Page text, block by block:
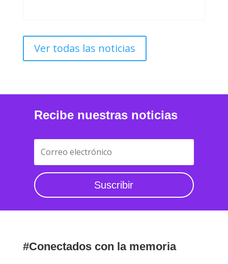
Ver todas las noticias
Recibe nuestras noticias
Suscribir
#Conectados con la memoria